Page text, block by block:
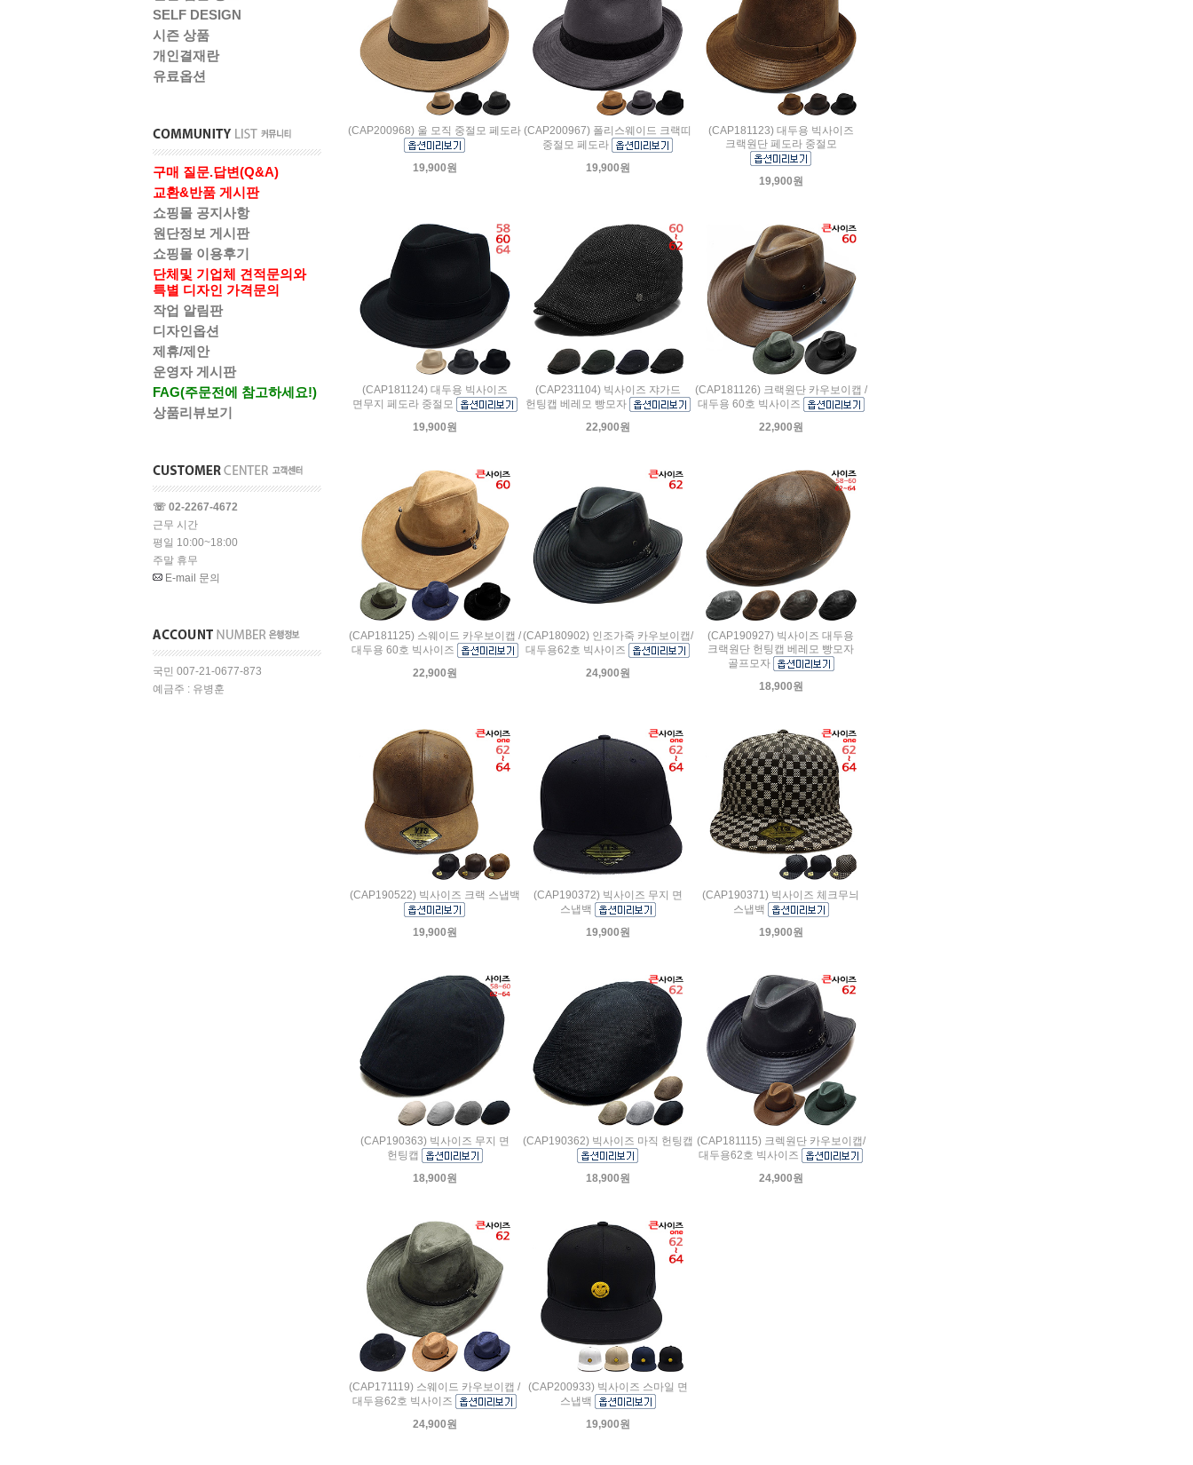
SELF DESIGN
시즌 상품
개인결재란
유료옵션
구매 질문.답변(Q&A)
교환&반품 게시판
쇼핑몰 공지사항
원단정보 게시판
쇼핑몰 이용후기
단체및 기업체 견적문의와
특별 디자인 가격문의
작업 알림판
디자인옵션
제휴/제안
운영자 게시판
FAG(주문전에 참고하세요!)
상품리뷰보기
☏ 02-2267-4672
근무 시간
평일 10:00~18:00
주말 휴무
E-mail 문의
국민 007-21-0677-873
예금주 : 유병훈
(CAP200968) 울 모직 중절모 페도라
19,900원
(CAP200967) 폴리스웨이드 크랙띠
중절모 페도라
19,900원
(CAP181123) 대두용 빅사이즈
크랙원단 페도라 중절모
19,900원
(CAP181124) 대두용 빅사이즈
면무지 페도라 중절모
19,900원
(CAP231104) 빅사이즈 쟈가드
헌팅캡 베레모 빵모자
22,900원
(CAP181126) 크랙원단 카우보이캡 /
대두용 60호 빅사이즈
22,900원
(CAP181125) 스웨이드 카우보이캡 /
대두용 60호 빅사이즈
22,900원
(CAP180902) 인조가죽 카우보이캡/
대두용62호 빅사이즈
24,900원
(CAP190927) 빅사이즈 대두용
크랙원단 헌팅캡 베레모 빵모자
골프모자
18,900원
(CAP190522) 빅사이즈 크랙 스냅백
19,900원
(CAP190372) 빅사이즈 무지 면
스냅백
19,900원
(CAP190371) 빅사이즈 체크무늬
스냅백
19,900원
(CAP190363) 빅사이즈 무지 면
헌팅캡
18,900원
(CAP190362) 빅사이즈 마직 헌팅캡
18,900원
(CAP181115) 크렉원단 카우보이캡/
대두용62호 빅사이즈
24,900원
(CAP171119) 스웨이드 카우보이캡 /
대두용62호 빅사이즈
24,900원
(CAP200933) 빅사이즈 스마일 면
스냅백
19,900원